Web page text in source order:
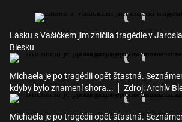
Lásku s Vašíčkem jim zničila tragédie v
Blesku
Michaela je po tragédii opět šťastná.
kdyby bylo znamení shora...
Zdroj: Archív
Michaela je po tragédii opět šťastná.